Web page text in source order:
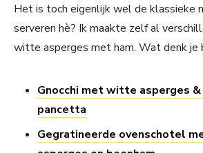
Het is toch eigenlijk wel de klassieke
serveren hè? Ik maakte zelf al
witte asperges met ham. Wat denk je
Gnocchi met witte asperges
pancetta
Gegratineerde ovenschotel